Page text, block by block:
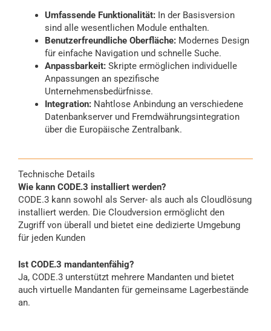
Umfassende Funktionalität:In der Basisversion
sind alle wesentlichen Module enthalten.
Benutzerfreundliche Oberfläche:Modernes Design
für einfache Navigation und schnelle Suche.
Anpassbarkeit:Skripte ermöglichen individuelle
Anpassungen an spezifische
Unternehmensbedürfnisse.
Integration:Nahtlose Anbindung an verschiedene
Datenbankserver und Fremdwährungsintegration
über die Europäische Zentralbank.
Technische Details
Wie kann CODE.3 installiert werden?
CODE.3 kann sowohl als Server- als auch als Cloudlösung
installiert werden. Die Cloudversion ermöglicht den
Zugriff von überall und bietet eine dedizierte Umgebung
für jeden Kunden
Ist CODE.3 mandantenfähig?
Ja, CODE.3 unterstützt mehrere Mandanten und bietet
auch virtuelle Mandanten für gemeinsame Lagerbestände
an.